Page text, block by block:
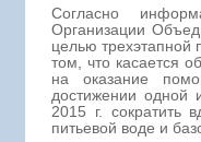
Согласно
Организации
целью трехэтапной
том, что касается
на оказание
достижении одной
2015 г. сократить
питьевой воде и